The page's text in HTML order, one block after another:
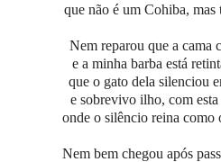
que não é um Cohiba, mas
Nem reparou que a cama
e a minha barba está
que o gato dela silenciou
e sobrevivo ilho, com esta
onde o silêncio reina como
Nem bem chegou após